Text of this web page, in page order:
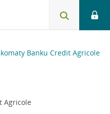
Banku Credit Agricole
Agricole